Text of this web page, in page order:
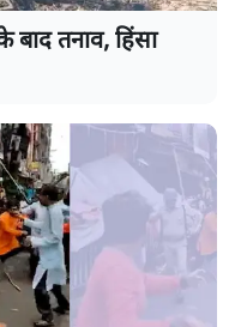
बाद तनाव, हिंसा